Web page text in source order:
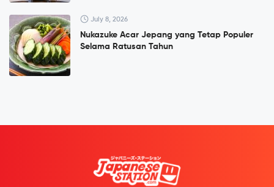
July 8, 2026
Nukazuke Acar Jepang yang Tetap Populer
Selama Ratusan Tahun